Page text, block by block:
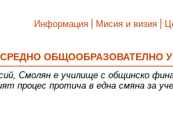
Информация
Мисия и визия
СРЕДНО ОБЩООБРАЗОВАТЕЛНО
Смолян е училище с общинско
процес протича в една смяна за